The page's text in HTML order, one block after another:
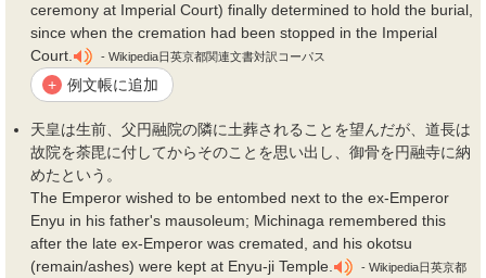
ceremony at Imperial Court) finally determined to hold the burial,
since when the cremation had been stopped in the Imperial
Court.
- Wikipedia日英京都関連文書対訳コーパス
+ 例文帳に追加
天皇は生前、父円融院の隣に土葬されることを望んだが、道長は
故院を荼毘に付してからそのことを思い出し、御骨を円融寺に納
めたという。
The Emperor wished to be entombed next to the ex-Emperor
Enyu in his father's mausoleum; Michinaga remembered this
after the late ex-Emperor was cremated, and his okotsu
(remain/ashes) were kept at Enyu-ji Temple.
- Wikipedia日英京都